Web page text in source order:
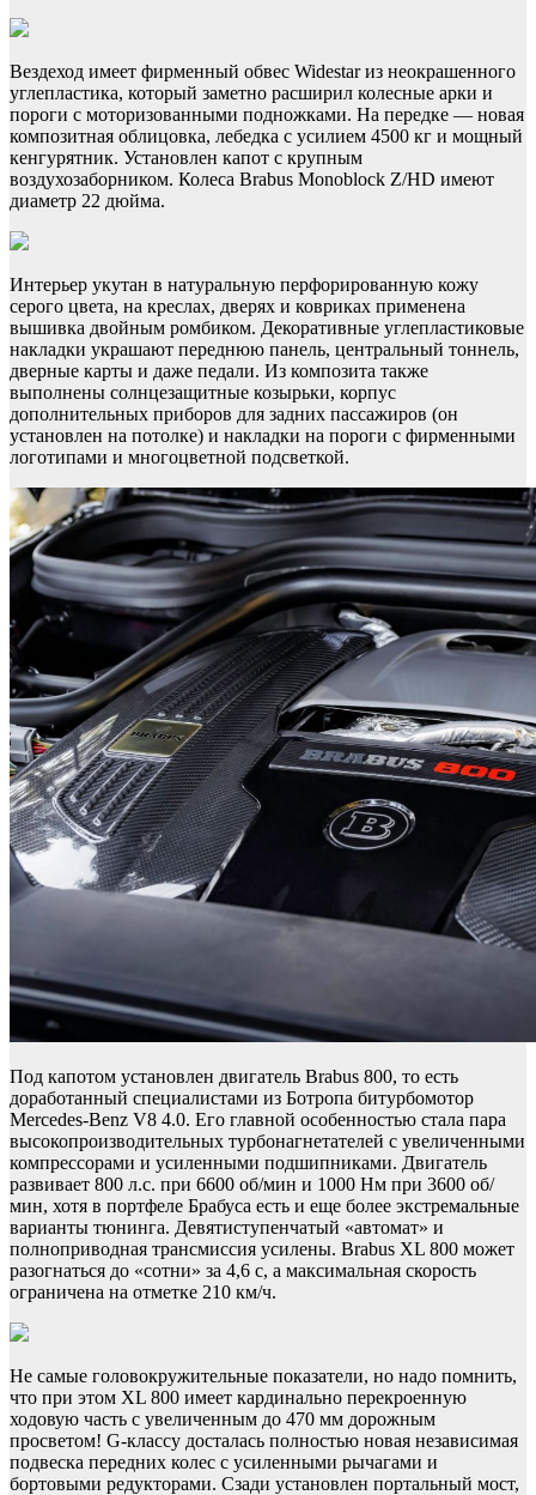
Вездеход имеет фирменный обвес Widestar из неокрашенного
углепластика, который заметно расширил колесные арки и
пороги с моторизованными подножками. На передке — новая
композитная облицовка, лебедка с усилием 4500 кг и мощный
кенгурятник. Установлен капот с крупным
воздухозаборником. Колеса Brabus Monoblock Z/HD имеют
диаметр 22 дюйма.
Интерьер укутан в натуральную перфорированную кожу
серого цвета, на креслах, дверях и ковриках применена
вышивка двойным ромбиком. Декоративные углепластиковые
накладки украшают переднюю панель, центральный тоннель,
дверные карты и даже педали. Из композита также
выполнены солнцезащитные козырьки, корпус
дополнительных приборов для задних пассажиров (он
установлен на потолке) и накладки на пороги с фирменными
логотипами и многоцветной подсветкой.
Под капотом установлен двигатель Brabus 800, то есть
доработанный специалистами из Ботропа битурбомотор
Mercedes-Benz V8 4.0. Его главной особенностью стала пара
высокопроизводительных турбонагнетателей с увеличенными
компрессорами и усиленными подшипниками. Двигатель
развивает 800 л.с. при 6600 об/мин и 1000 Нм при 3600 об/
мин, хотя в портфеле Брабуса есть и еще более экстремальные
варианты тюнинга. Девятиступенчатый «автомат» и
полноприводная трансмиссия усилены. Brabus XL 800 может
разогнаться до «сотни» за 4,6 с, а максимальная скорость
ограничена на отметке 210 км/ч.
Не самые головокружительные показатели, но надо помнить,
что при этом XL 800 имеет кардинально перекроенную
ходовую часть с увеличенным до 470 мм дорожным
просветом! G-классу досталась полностью новая независимая
подвеска передних колес с усиленными рычагами и
бортовыми редукторами. Сзади установлен портальный мост,